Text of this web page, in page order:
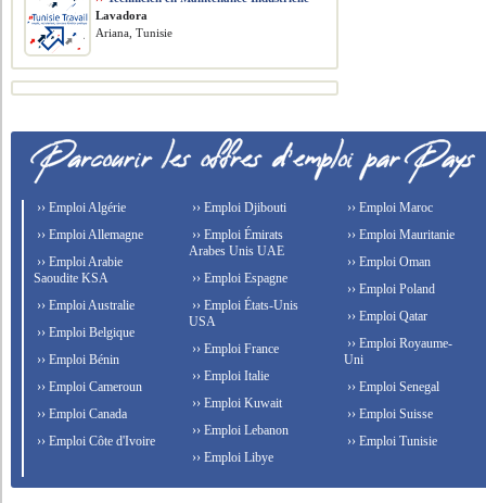
Lavadora
Ariana, Tunisie
›› Emploi Algérie
›› Emploi Allemagne
›› Emploi Arabie
Saoudite KSA
›› Emploi Australie
›› Emploi Belgique
›› Emploi Bénin
›› Emploi Cameroun
›› Emploi Canada
›› Emploi Côte d'Ivoire
›› Emploi Djibouti
›› Emploi Émirats
Arabes Unis UAE
›› Emploi Espagne
›› Emploi États-Unis
USA
›› Emploi France
›› Emploi Italie
›› Emploi Kuwait
›› Emploi Lebanon
›› Emploi Libye
›› Emploi Maroc
›› Emploi Mauritanie
›› Emploi Oman
›› Emploi Poland
›› Emploi Qatar
›› Emploi Royaume-
Uni
›› Emploi Senegal
›› Emploi Suisse
›› Emploi Tunisie